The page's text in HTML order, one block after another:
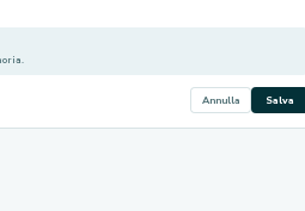
Annulla Salva